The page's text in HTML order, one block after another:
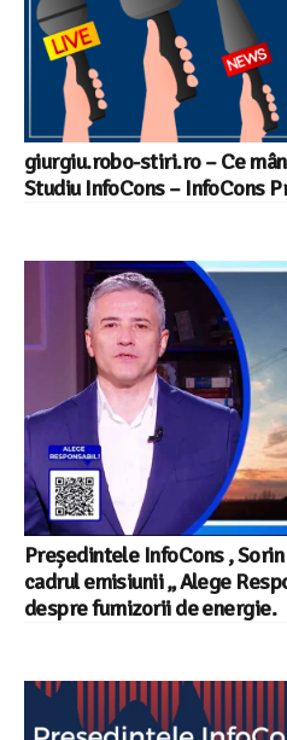
giurgiu.robo-stiri.ro – Ce
Studiu InfoCons – InfoCons
Președintele InfoCons ,
cadrul emisiunii „ Alege
despre furnizorii de energie.